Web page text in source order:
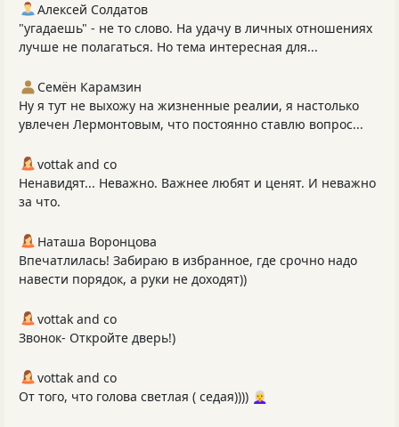
Алексей Солдатов
"угадаешь" - не то слово. На удачу в личных отношениях
лучше не полагаться. Но тема интересная для...
Семён Карамзин
Ну я тут не выхожу на жизненные реалии, я настолько
увлечен Лермонтовым, что постоянно ставлю вопрос...
vottak and co
Ненавидят... Неважно. Важнее любят и ценят. И неважно
за что.
Наташа Воронцова
Впечатлилась! Забираю в избранное, где срочно надо
навести порядок, а руки не доходят))
vottak and co
Звонок- Откройте дверь!)
vottak and co
От того, что голова светлая ( седая)))) 👩‍🦳